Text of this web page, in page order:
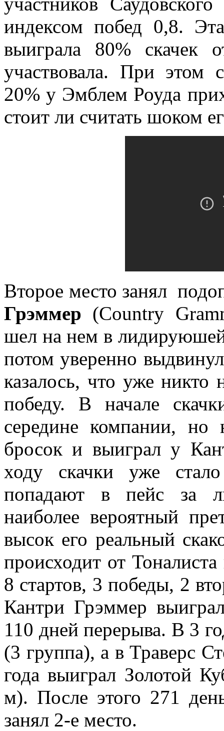
индексом побед 0,8.
выиграла 80% скачек
участвовала. При этом
20% у Эмблем Роуда
стоит ли считать шоком
Второе место занял
Грэммер (Country
шел на нем в
потом уверенно
казалось, что уже никто
победу. В начале
середине компании,
бросок и выиграл у
ходу скачки уже
попадают в пейс за
наиболее вероятный
высок его реальный
происходит от
8 стартов, 3 победы, 2
Кантри Грэммер
110 дней перерыва. В 3
(3 группа), а в Траверс
года выиграл Золотой
м). После этого 271
занял 2-е место.